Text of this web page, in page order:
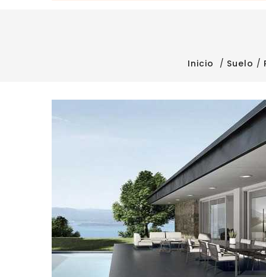
Inicio Suelo